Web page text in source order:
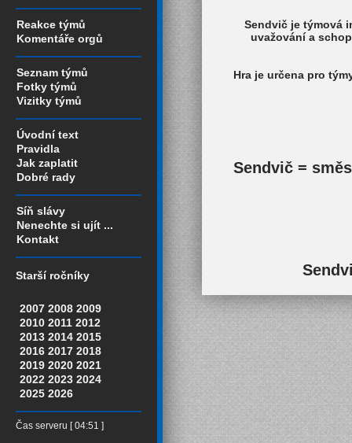
Reakce týmů
Komentáře orgů
Seznam týmů
Fotky týmů
Vizitky týmů
Úvodní text
Pravidla
Jak zaplatit
Dobré rady
Síň slávy
Nenechte si ujít ...
Kontakt
Starší ročníky
2007 2008 2009
2010 2011 2012
2013 2014 2015
2016 2017 2018
2019 2020 2021
2022 2023 2024
2025 2026
Čas serveru [ 04:51 ]
Sendvič je týmová
uvažování a
Hra je určena pro
Sendvič =